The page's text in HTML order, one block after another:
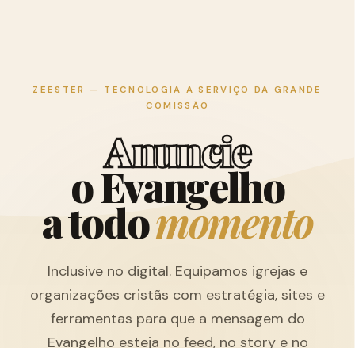
ZEESTER — TECNOLOGIA A SERVIÇO DA GRANDE
COMISSÃO
Anuncie
oEvangelho
atodomomento
Inclusive no digital. Equipamos igrejas e
organizações cristãs com estratégia, sites e
ferramentas para que a mensagem do
Evangelho esteja no feed, no story e no